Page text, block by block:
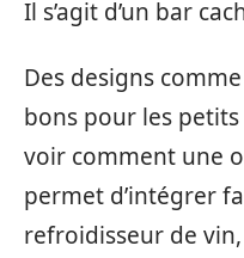
Il s’agit d’un bar
Des designs
bons pour les petits
voir comment une
permet d’intégrer
refroidisseur de